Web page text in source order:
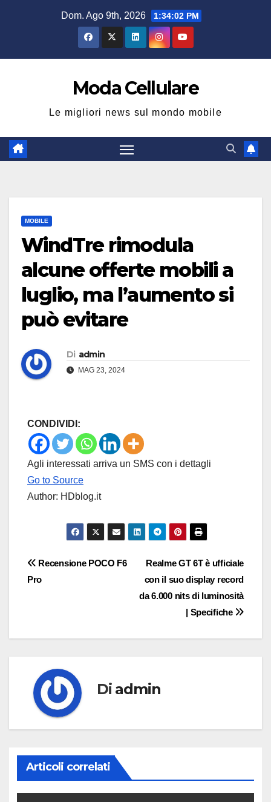
Dom. Ago 9th, 2026 1:34:03 PM
Moda Cellulare
Le migliori news sul mondo mobile
MOBILE
WindTre rimodula
alcune offerte mobili a
luglio, ma l’aumento si
può evitare
Di admin
MAG 23, 2024
CONDIVIDI:
Agli interessati arriva un SMS con i dettagli
Go to Source
Author: HDblog.it
Navigazione
Realme GT 6T è ufficiale
con il suo display record
da 6.000 nits di luminosità
| Specifiche
Recensione POCO F6
Pro
Di admin
Articoli correlati